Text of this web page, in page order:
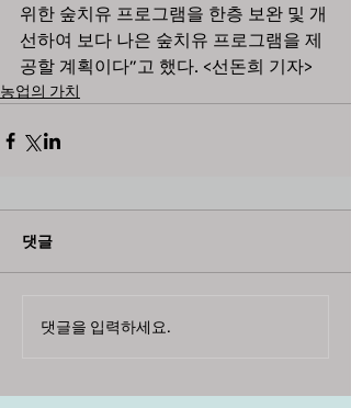
위한 숲치유 프로그램을 한층 보완 및 개
선하여 보다 나은 숲치유 프로그램을 제
공할 계획이다”고 했다. <선돈희 기자>
농업의 가치
댓글
댓글을 입력하세요.